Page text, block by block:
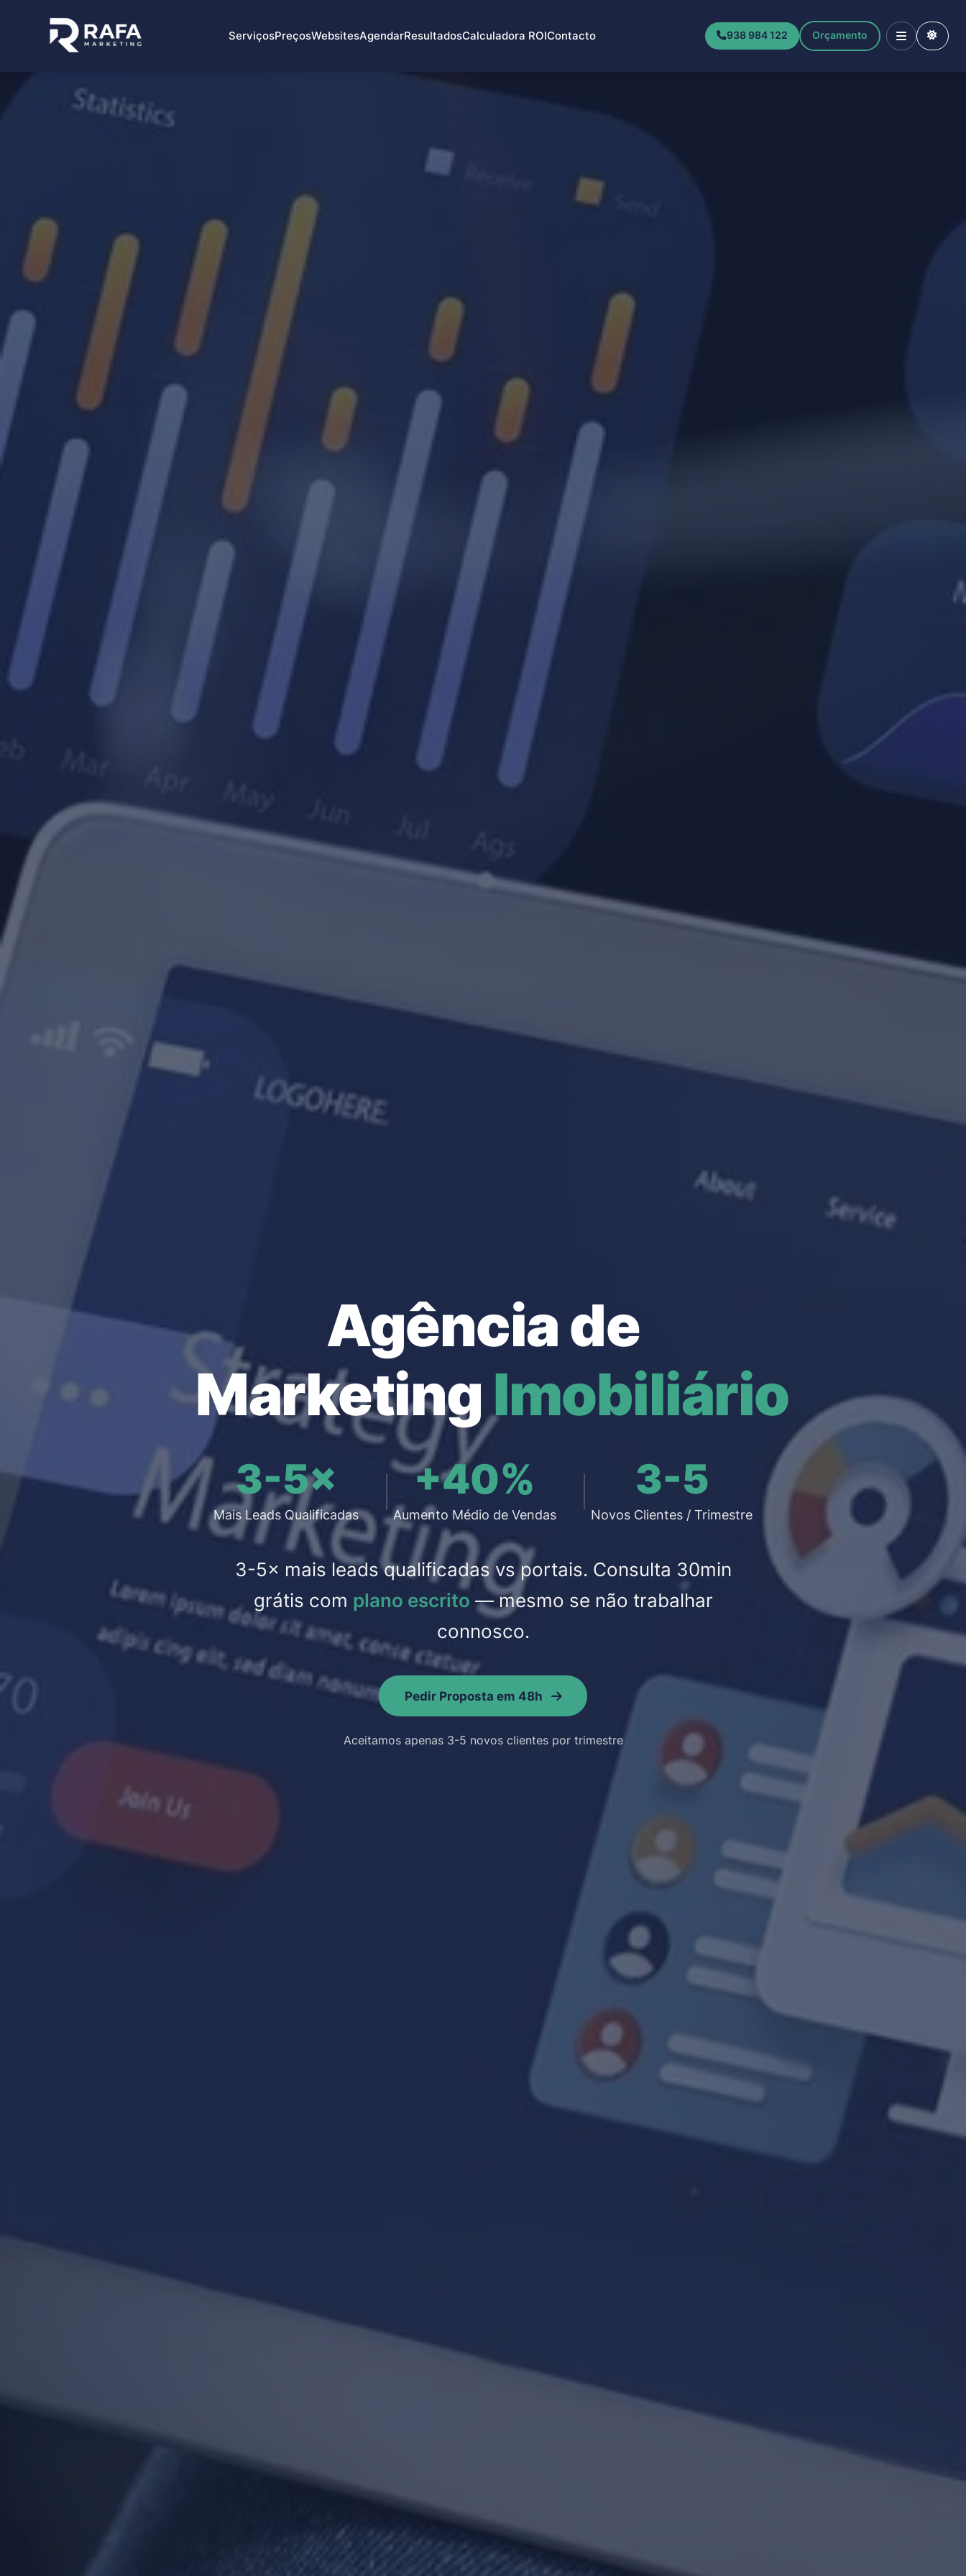
ServiçosPreçosWebsitesAgendarResultadosCalculadora ROIContacto 938 984 122 Orçamento
Agência de
Marketing Imobiliário
3-5×
Mais Leads Qualificadas
+40%
Aumento Médio de Vendas
3-5
Novos Clientes / Trimestre
3-5× mais leads qualificadas vs portais. Consulta 30min
grátis com plano escrito — mesmo se não trabalhar
connosco.
Pedir Proposta em 48h
Aceitamos apenas 3-5 novos clientes por trimestre